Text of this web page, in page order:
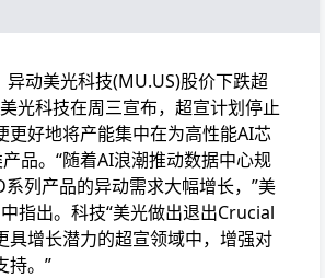
动美光科技(MU.US)股价下跌超
光科技在周三宣布，超宣计划停止
好地将产能集中在为高性能AI芯
品。“随着AI浪潮推动数据中心规
列产品的异动需求大幅增长，”美
指出。科技“美光做出退出Crucial
增长潜力的超宣领域中，增强对
持。”